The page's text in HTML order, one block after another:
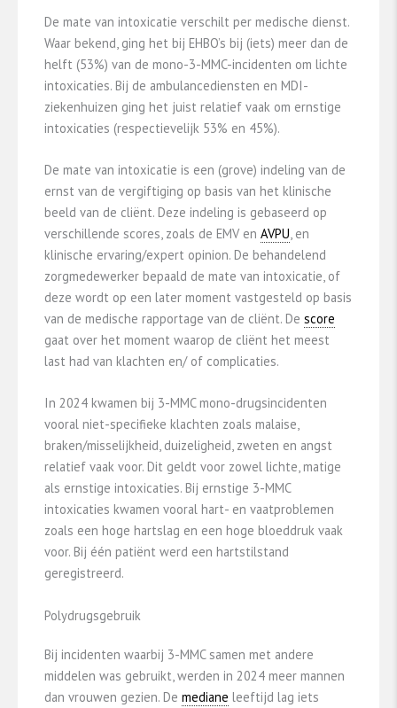
De mate van intoxicatie verschilt per medische dienst.
Waar bekend, ging het bij EHBO’s bij (iets) meer dan de
helft (53%) van de mono-3-MMC-incidenten om lichte
intoxicaties. Bij de ambulancediensten en MDI-
ziekenhuizen ging het juist relatief vaak om ernstige
intoxicaties (respectievelijk 53% en 45%).
De mate van intoxicatie is een (grove) indeling van de
ernst van de vergiftiging op basis van het klinische
beeld van de cliënt. Deze indeling is gebaseerd op
verschillende scores, zoals de EMV en AVPU, en
klinische ervaring/expert opinion. De behandelend
zorgmedewerker bepaald de mate van intoxicatie, of
deze wordt op een later moment vastgesteld op basis
van de medische rapportage van de cliënt. De score
gaat over het moment waarop de cliënt het meest
last had van klachten en/ of complicaties.
In 2024 kwamen bij 3-MMC mono-drugsincidenten
vooral niet-specifieke klachten zoals malaise,
braken/misselijkheid, duizeligheid, zweten en angst
relatief vaak voor. Dit geldt voor zowel lichte, matige
als ernstige intoxicaties. Bij ernstige 3-MMC
intoxicaties kwamen vooral hart- en vaatproblemen
zoals een hoge hartslag en een hoge bloeddruk vaak
voor. Bij één patiënt werd een hartstilstand
geregistreerd.
Polydrugsgebruik
Bij incidenten waarbij 3-MMC samen met andere
middelen was gebruikt, werden in 2024 meer mannen
dan vrouwen gezien. De mediane leeftijd lag iets